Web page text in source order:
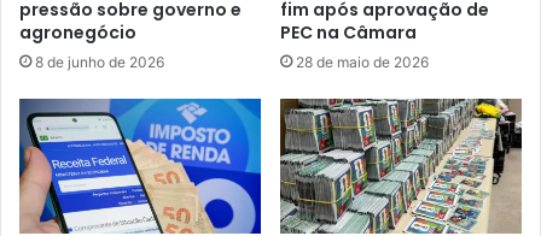
pressão sobre governo e
agronegócio
8 de junho de 2026
fim após aprovação de
PEC na Câmara
28 de maio de 2026